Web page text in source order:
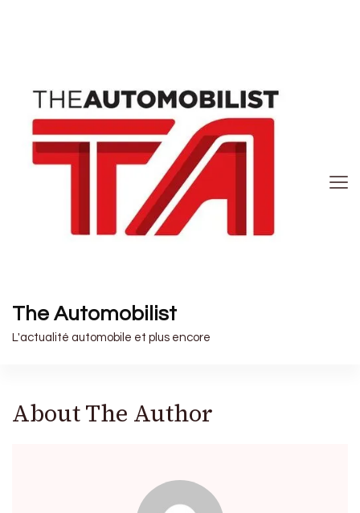
The Automobilist
L'actualité automobile et plus encore
About The Author